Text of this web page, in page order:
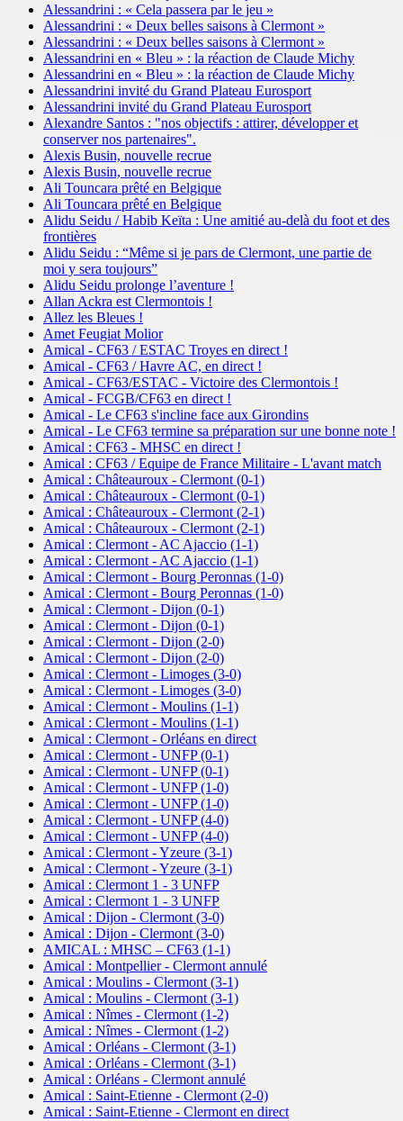
Alessandrini : « Cela passera par le jeu »
Alessandrini : « Deux belles saisons à Clermont »
Alessandrini : « Deux belles saisons à Clermont »
Alessandrini en « Bleu » : la réaction de Claude Michy
Alessandrini en « Bleu » : la réaction de Claude Michy
Alessandrini invité du Grand Plateau Eurosport
Alessandrini invité du Grand Plateau Eurosport
Alexandre Santos : "nos objectifs : attirer, développer et
conserver nos partenaires".
Alexis Busin, nouvelle recrue
Alexis Busin, nouvelle recrue
Ali Touncara prêté en Belgique
Ali Touncara prêté en Belgique
Alidu Seidu / Habib Keïta : Une amitié au-delà du foot et des
frontières
Alidu Seidu : “Même si je pars de Clermont, une partie de
moi y sera toujours”
Alidu Seidu prolonge l’aventure !
Allan Ackra est Clermontois !
Allez les Bleues !
Amet Feugiat Molior
Amical - CF63 / ESTAC Troyes en direct !
Amical - CF63 / Havre AC, en direct !
Amical - CF63/ESTAC - Victoire des Clermontois !
Amical - FCGB/CF63 en direct !
Amical - Le CF63 s'incline face aux Girondins
Amical - Le CF63 termine sa préparation sur une bonne note !
Amical : CF63 - MHSC en direct !
Amical : CF63 / Equipe de France Militaire - L'avant match
Amical : Châteauroux - Clermont (0-1)
Amical : Châteauroux - Clermont (0-1)
Amical : Châteauroux - Clermont (2-1)
Amical : Châteauroux - Clermont (2-1)
Amical : Clermont - AC Ajaccio (1-1)
Amical : Clermont - AC Ajaccio (1-1)
Amical : Clermont - Bourg Peronnas (1-0)
Amical : Clermont - Bourg Peronnas (1-0)
Amical : Clermont - Dijon (0-1)
Amical : Clermont - Dijon (0-1)
Amical : Clermont - Dijon (2-0)
Amical : Clermont - Dijon (2-0)
Amical : Clermont - Limoges (3-0)
Amical : Clermont - Limoges (3-0)
Amical : Clermont - Moulins (1-1)
Amical : Clermont - Moulins (1-1)
Amical : Clermont - Orléans en direct
Amical : Clermont - UNFP (0-1)
Amical : Clermont - UNFP (0-1)
Amical : Clermont - UNFP (1-0)
Amical : Clermont - UNFP (1-0)
Amical : Clermont - UNFP (4-0)
Amical : Clermont - UNFP (4-0)
Amical : Clermont - Yzeure (3-1)
Amical : Clermont - Yzeure (3-1)
Amical : Clermont 1 - 3 UNFP
Amical : Clermont 1 - 3 UNFP
Amical : Dijon - Clermont (3-0)
Amical : Dijon - Clermont (3-0)
AMICAL : MHSC – CF63 (1-1)
Amical : Montpellier - Clermont annulé
Amical : Moulins - Clermont (3-1)
Amical : Moulins - Clermont (3-1)
Amical : Nîmes - Clermont (1-2)
Amical : Nîmes - Clermont (1-2)
Amical : Orléans - Clermont (3-1)
Amical : Orléans - Clermont (3-1)
Amical : Orléans - Clermont annulé
Amical : Saint-Etienne - Clermont (2-0)
Amical : Saint-Etienne - Clermont en direct